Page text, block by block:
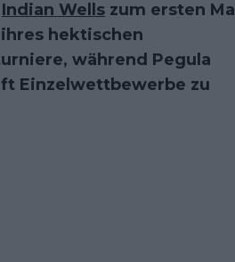
Indian Wells zum ersten Mal
hektischen
während Pegula
Einzelwettbewerbe zu